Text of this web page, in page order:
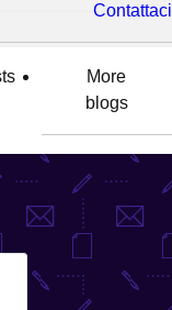
Contattaci
More
blogs